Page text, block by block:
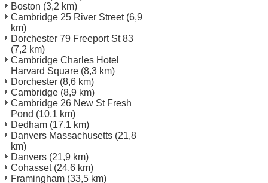
Boston (3,2 km)
Cambridge 25 River Street(6,9
km)
Dorchester 79 Freeport St 83
(7,2 km)
Cambridge Charles Hotel
Harvard Square (8,3 km)
Dorchester (8,6 km)
Cambridge (8,9 km)
Cambridge 26 New St Fresh
Pond (10,1 km)
Dedham (17,1 km)
Danvers Massachusetts (21,8
km)
Danvers (21,9 km)
Cohasset(24,6 km)
Framingham (33,5 km)